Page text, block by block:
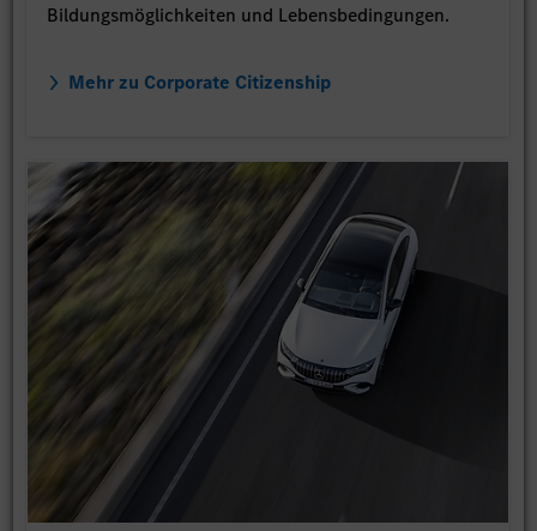
Bildungsmöglichkeiten und Lebensbedingungen.
Mehr zu Corporate Citizenship